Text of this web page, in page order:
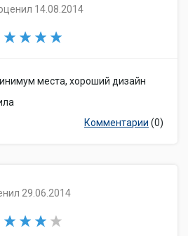
14.08.2014
места, хороший дизайн
Комментарии (0)
29.06.2014